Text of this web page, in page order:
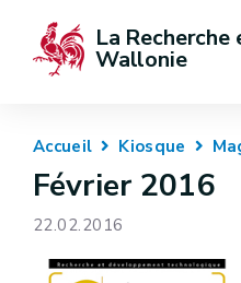
La Recherche
Wallonie
Accueil Kiosque
Février 2016
22.02.2016